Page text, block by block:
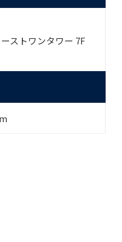
ストワンタワー 7F